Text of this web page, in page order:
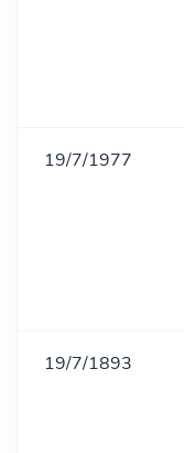
19/7/1977
19/7/1893